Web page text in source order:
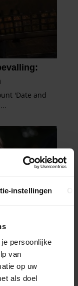
instellingen
persoonlijke
van
op uw
als doel